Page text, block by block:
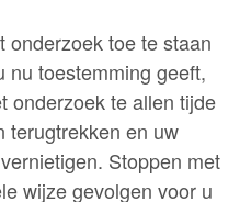
onderzoek toe te staan
nu toestemming geeft,
onderzoek te allen tijde
terugtrekken en uw
Stoppen met
wijze gevolgen voor u